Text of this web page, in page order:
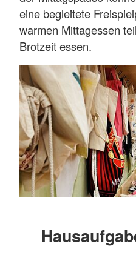
eine begleitete
warmen Mittagessen
Brotzeit essen.